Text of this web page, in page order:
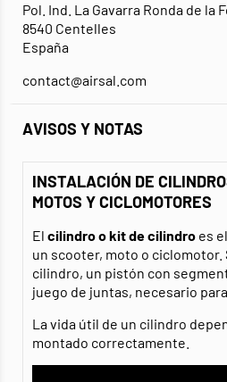
Pol. Ind. La Gavarra Ronda de la
8540 Centelles
España
contact@airsal.com
AVISOS Y NOTAS
INSTALACIÓN DE
MOTOS Y CICLOMOTORES
El cilindro o kit de cilindro es
un scooter, moto o ciclomotor.
cilindro, un pistón con
juego de juntas, necesario
La vida útil de un cilindro
montado correctamente.